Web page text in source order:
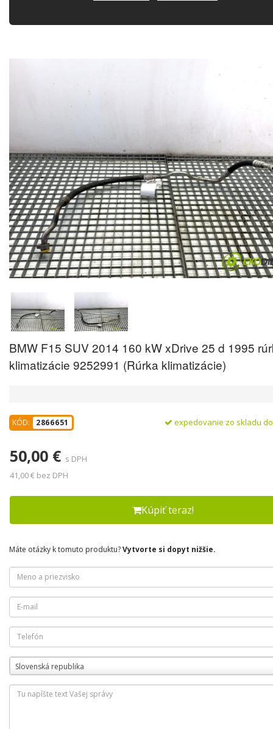
BMW F15 SUV 2014 160 kW xDrive 25 d 1995
klimatizácie 9252991 (Rúrka klimatizácie)
KÓD: 2866651 expedovanie zo skladu
50,00 € s DPH
41,00 € bez DPH
Kúpiť teraz!
Máte otázky k tomuto produktu?Vytvorte si dopyt nižšie.
Slovenská republika